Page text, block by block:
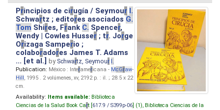
Principios de cirugía / Seymour I.
Schwartz ; editores asociados G.
Tom Shires, Frank C. Spencer,
Wendy | Cowles Husser ; tr. Jorge
Orizaga Samperio ;
colaboradores James T. Adams
... [et al.]by Schwartz, Seymour I.
Publication: México : Interamericana - McGraw-
Hill, 1995 . 2 volúmenes, xv, 2192 p. : il. ; 28.5 x 22
cm.
Availability: Items available: Biblioteca
Ciencias de la Salud Book Cart [ 617.9 / S399p-06 ] (1), Biblioteca Ciencias de la